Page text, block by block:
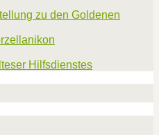
zu den Goldenen
Hilfsdienstes